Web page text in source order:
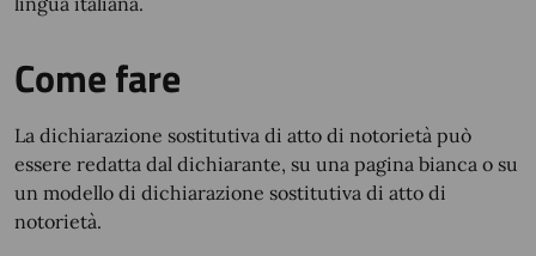
Come fare
La dichiarazione sostitutiva di atto di notorietà può
essere redatta dal dichiarante, su una pagina bianca o su
un modello di dichiarazione sostitutiva di atto di
notorietà.